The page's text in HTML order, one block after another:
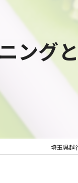
ング
埼玉県越